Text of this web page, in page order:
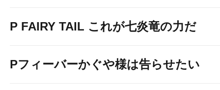
P FAIRY TAIL これが七炎竜の力だ
Pフィーバーかぐや様は告らせたい